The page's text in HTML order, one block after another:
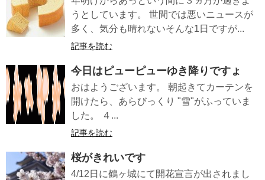
うとしています。 世間では悪いニュースが
多く、気分も晴れないそんな1日ですが...
記事を読む
今日はピューピューゆき降りですょ
おはようございます。 朝起きてカーテンを
開けたら、あらびっくり "雪"がふっていま
した。 ４...
記事を読む
桜がきれいです
4/12日に鶴ヶ城にて開花宣言が出されまし